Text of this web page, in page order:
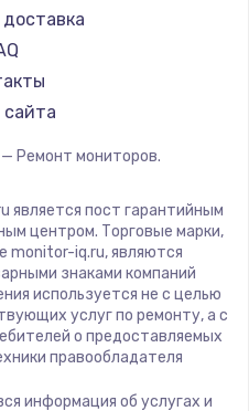
Army
сайта
— Ремонт мониторов.
является пост гарантийным
центром. Торговые марки,
monitor-iq.ru, являются
знаками компаний
используется не с целью
услуг по ремонту, а с
о предоставляемых
правообладателя
информация об услугах и